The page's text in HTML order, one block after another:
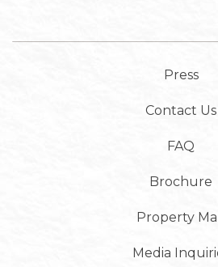
Press
Contact Us
FAQ
Brochure
Property
Media